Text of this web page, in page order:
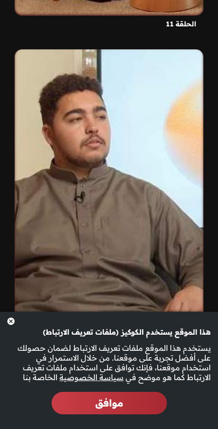
الحلقة 11
الحلقة 10
هذا الموقع يستخدم الكوكيز (ملفات تعريف الارتباط)
يستخدم هذا الموقع ملفات تعريف الارتباط لضمان حصولك
على أفضل تجربة على موقعنا. من خلال الاستمرار في
استخدام موقعنا، فإنك توافق على استخدام ملفات تعريف
الارتباط كما هو موضح في سياسة الخصوصية الخاصة بنا
موافق